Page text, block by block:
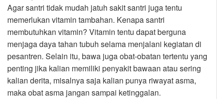
Agar santri tidak mudah jatuh sakit santri juga tentu
memerlukan vitamin tambahan. Kenapa santri
membutuhkan vitamin? Vitamin tentu dapat berguna
menjaga daya tahan tubuh selama menjalani kegiatan di
pesantren. Selain itu, bawa juga obat-obatan tertentu yang
penting jika kalian memiliki penyakit bawaan atau sering
kalian derita, misalnya saja kalian punya riwayat asma,
maka obat asma jangan sampai ketinggalan.